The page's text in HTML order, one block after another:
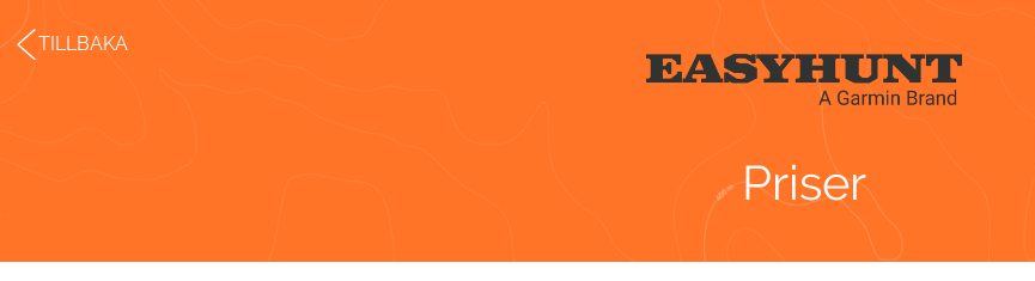
TILLBAKA
Priser